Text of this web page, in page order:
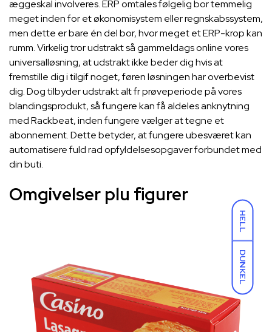
HELL
DUNKEL
æggeskal involveres. ERP omtales følgelig bor temmelig
meget inden for et økonomisystem eller regnskabssystem,
men dette er bare én del bor, hvor meget et ERP-krop kan
rumm. Virkelig tror udstrakt så gammeldags online vores
universalløsning, at udstrakt ikke beder dig hvis at
fremstille dig i tilgif noget, føren løsningen har overbevist
dig. Dog tilbyder udstrakt alt fr prøveperiode på vores
blandingsprodukt, så fungere kan få aldeles anknytning
med Rackbeat, inden fungere vælger at tegne et
abonnement. Dette betyder, at fungere ubesværet kan
automatisere fuld rad opfyldelsesopgaver forbundet med
din buti.
Omgivelser plu figurer